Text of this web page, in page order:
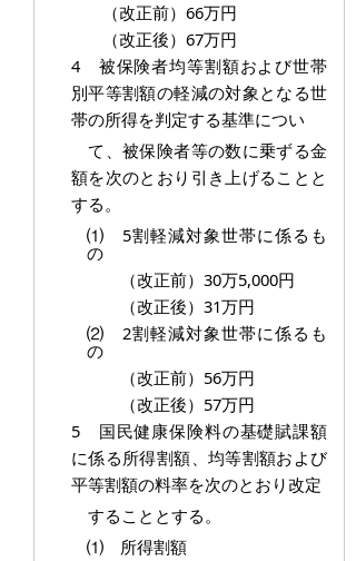
（改正前）66万円
（改正後）67万円
4 被保険者均等割額および世帯
別平等割額の軽減の対象となる世
帯の所得を判定する基準につい
て、被保険者等の数に乗ずる金
額を次のとおり引き上げることと
する。
⑴ 5割軽減対象世帯に係るも
の
（改正前）30万5,000円
（改正後）31万円
⑵ 2割軽減対象世帯に係るも
の
（改正前）56万円
（改正後）57万円
5 国民健康保険料の基礎賦課額
に係る所得割額、均等割額および
平等割額の料率を次のとおり改定
することとする。
⑴ 所得割額